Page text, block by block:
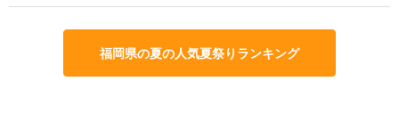
福岡県の夏の人気夏祭りランキング